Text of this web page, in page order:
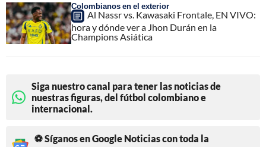
Colombianos en el exterior
Al Nassr vs. Kawasaki Frontale, EN VIVO:
hora y dónde ver a Jhon Durán en la
Champions Asiática
Siga nuestro canal para tener las noticias de
nuestras figuras, del fútbol colombiano e
internacional.
⚽ Síganos en Google Noticias con toda la